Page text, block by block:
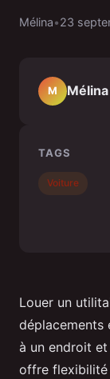
Mélina•23
Louer un
déplacements
à un endroit
offre flexibilité
M Mélina
TAGS
Voiture